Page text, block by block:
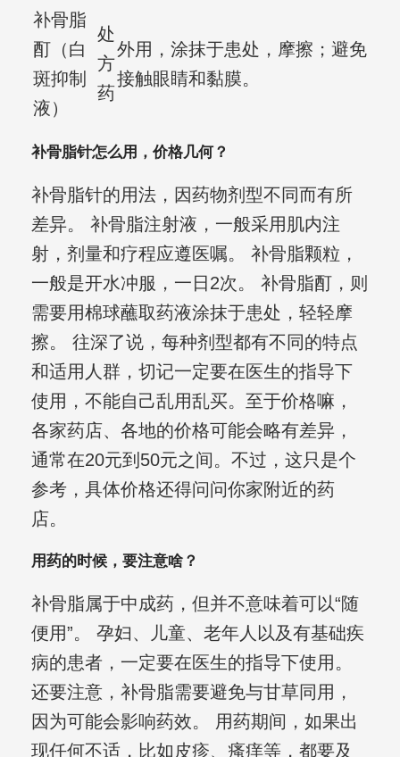
补骨脂
酊（白
斑抑制
液）
处
方
药
外用，涂抹于患处，摩擦；避免
接触眼睛和黏膜。
补骨脂针怎么用，价格几何？
补骨脂针的用法，因药物剂型不同而有所
差异。 补骨脂注射液，一般采用肌内注
射，剂量和疗程应遵医嘱。 补骨脂颗粒，
一般是开水冲服，一日2次。 补骨脂酊，则
需要用棉球蘸取药液涂抹于患处，轻轻摩
擦。 往深了说，每种剂型都有不同的特点
和适用人群，切记一定要在医生的指导下
使用，不能自己乱用乱买。至于价格嘛，
各家药店、各地的价格可能会略有差异，
通常在20元到50元之间。不过，这只是个
参考，具体价格还得问问你家附近的药
店。
用药的时候，要注意啥？
补骨脂属于中成药，但并不意味着可以“随
便用”。 孕妇、儿童、老年人以及有基础疾
病的患者，一定要在医生的指导下使用。
还要注意，补骨脂需要避免与甘草同用，
因为可能会影响药效。 用药期间，如果出
现任何不适，比如皮疹、瘙痒等，都要及